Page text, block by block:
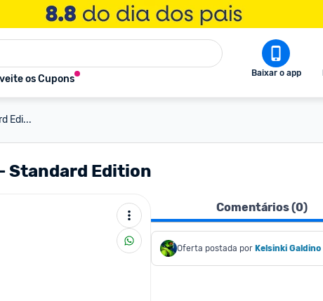
os Cupons Baixar o app
Edi...
Standard Edition
Comentários (0)
Oferta postada por Kelsinki Galdino